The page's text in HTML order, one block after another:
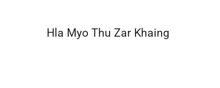
Hla Myo Thu Zar Khaing